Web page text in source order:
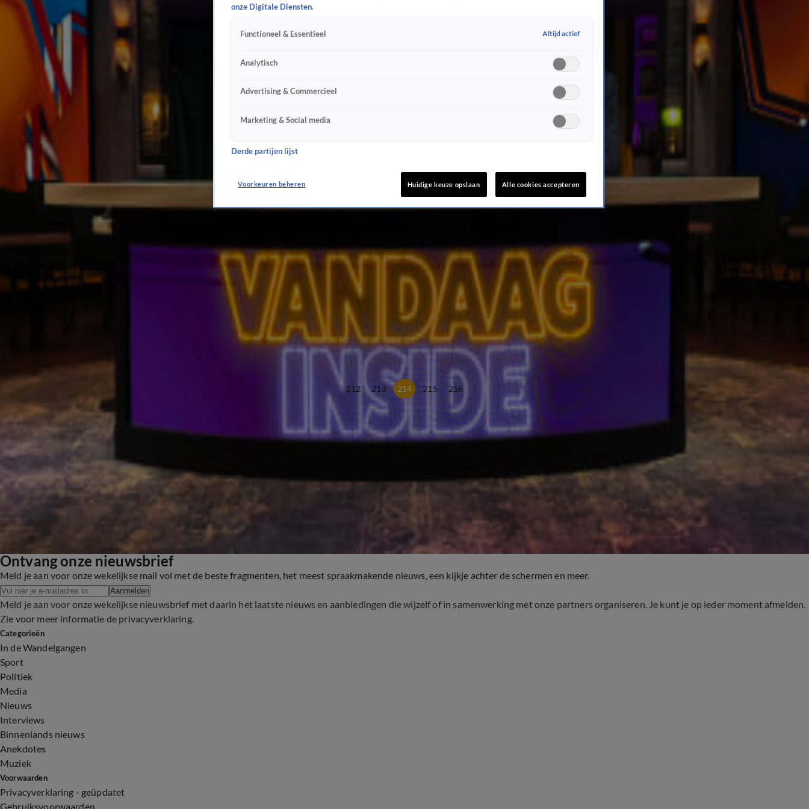
Sporting Braga - FC Midtjylland - Group Stage - Round 2
16 sep 2021, 17:08
Ferencváros - Real Betis - Group Stage - Round 2
16 sep 2021, 17:08
Lazio - Lokomotiv Moskou - Group Stage - Round 2
16 sep 2021, 17:08
Napoli - Spartak Moskou - Group Stage - Round 2
16 sep 2021, 17:08
Legia Warschau - Leicester City - Group Stage - Round 2
16 sep 2021, 17:07
Ludogorets - Rode Ster Belgrado - Group Stage - Round 2
16 sep 2021, 17:07
Fenerbahçe - Olympiakos Piraeus - Group Stage - Round 2
Real Sociedad - AS Monaco - Group Stage - Round 2
Sturm Graz - PSV - Group Stage - Round 2
16 sep 2021, 17:07
16 sep 2021, 17:07
212 213 214 215 216
Ontvang onze nieuwsbrief
Meld je aan voor onze wekelijkse mail vol met de beste fragmenten, het meest spraakmakende nieuws, een kijkje achter de schermen en meer.
Aanmelden
Meld je aan voor onze wekelijkse nieuwsbrief met daarin het laatste nieuws en aanbiedingen die wijzelf of in samenwerking met onze partners organiseren. Je kunt je op ieder moment afmelden.
Zie voor meer informatie de privacyverklaring.
Categorieën
In de Wandelgangen
Sport
Politiek
Media
Nieuws
Interviews
Binnenlands nieuws
Anekdotes
Muziek
Voorwaarden
Privacyverklaring - geüpdatet
Gebruiksvoorwaarden
onze Digitale Diensten.
Functioneel & Essentieel Altijd actief
Analytisch
Advertising & Commercieel
Marketing & Social media
Derde partijen lijst
Voorkeuren beheren Huidige keuze opslaan Alle cookies accepteren